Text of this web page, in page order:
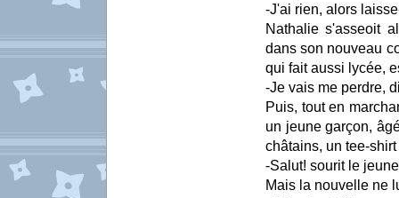
-J'ai rien, alors
Nathalie s'asseoit
dans son nouveau
qui fait aussi lycée,
-Je vais me perdre,
Puis, tout en
un jeune garçon,
châtains, un tee-
-Salut! sourit le
Mais la nouvelle ne